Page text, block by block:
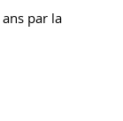
par la